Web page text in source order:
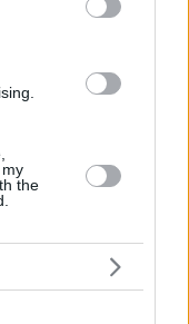
the
διεκπεραίωση